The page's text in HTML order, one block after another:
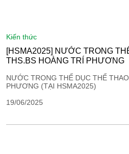
kiến thức
[HSMA2025] NƯỚC TRONG
THS.BS HOÀNG TRÍ PHƯƠNG
NƯỚC TRONG THỂ DỤC THỂ
PHƯƠNG (TẠI HSMA2025)
19/06/2025